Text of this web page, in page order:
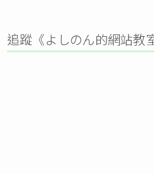
追蹤《よしのん的網站教